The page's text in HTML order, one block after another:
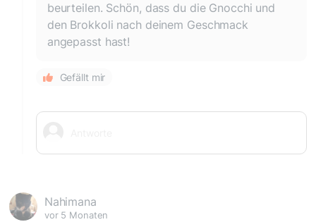
beurteilen. Schön, dass du die Gnocchi und
den Brokkoli nach deinem Geschmack
angepasst hast!
Gefällt mir
Nahimana
vor 5 Monaten